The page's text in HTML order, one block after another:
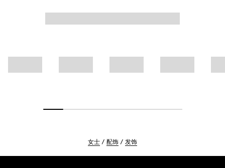
女士 配饰 发饰